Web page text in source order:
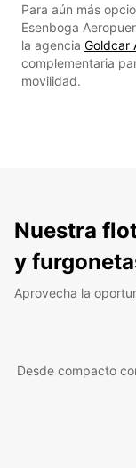
Para aún más
Esenboga
la agencia Goldcar
complementaria
movilidad.
Nuestra
y
Aprovecha la
Desde compacto